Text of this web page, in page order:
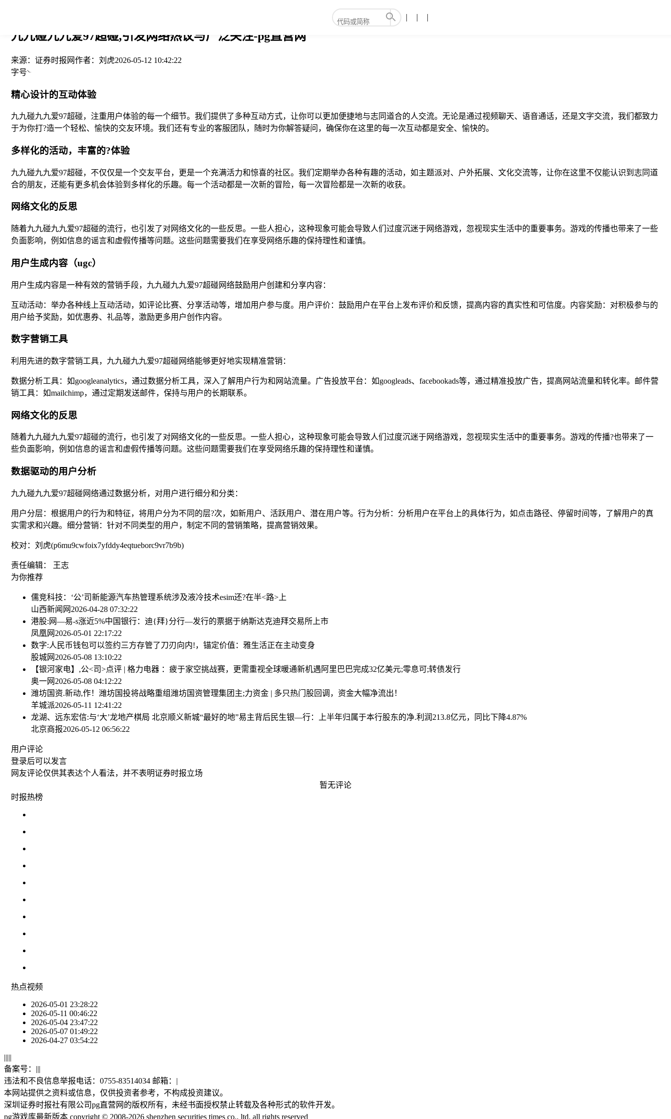
九九碰九九爱97超碰,引发网络热议与广泛关注-pg直营网
来源： 证券时报网作者： 刘虎2026-05-12 10:42:22
字号
精心设计的互动体验
九九碰九九爱97超碰，注重用户体验的每一个细节。我们提供了多种互动方式，让你可以更加便捷地与志同道合的人交流。无论是通过视频聊天、语音通话，还是文字交流，我们都致力
于为你打?造一个轻松、愉快的交友环境。我们还有专业的客服团队，随时为你解答疑问，确保你在这里的每一次互动都是安全、愉快的。
多样化的活动，丰富的?体验
九九碰九九爱97超碰，不仅仅是一个交友平台，更是一个充满活力和惊喜的社区。我们定期举办各种有趣的活动，如主题派对、户外拓展、文化交流等，让你在这里不仅能认识到志同道
合的朋友，还能有更多机会体验到多样化的乐趣。每一个活动都是一次新的冒险，每一次冒险都是一次新的收获。
网络文化的反思
随着九九碰九九爱97超碰的流行，也引发了对网络文化的一些反思。一些人担心，这种现象可能会导致人们过度沉迷于网络游戏，忽视现实生活中的重要事务。游戏的传播也带来了一些
负面影响，例如信息的谣言和虚假传播等问题。这些问题需要我们在享受网络乐趣的保持理性和谨慎。
用户生成内容（ugc）
用户生成内容是一种有效的营销手段，九九碰九九爱97超碰网络鼓励用户创建和分享内容：
互动活动：举办各种线上互动活动，如评论比赛、分享活动等，增加用户参与度。用户评价：鼓励用户在平台上发布评价和反馈，提高内容的真实性和可信度。内容奖励：对积极参与的
用户给予奖励，如优惠券、礼品等，激励更多用户创作内容。
数字营销工具
利用先进的数字营销工具，九九碰九九爱97超碰网络能够更好地实现精准营销：
数据分析工具：如googleanalytics，通过数据分析工具，深入了解用户行为和网站流量。广告投放平台：如googleads、facebookads等，通过精准投放广告，提高网站流量和转化率。邮件营
销工具：如mailchimp，通过定期发送邮件，保持与用户的长期联系。
网络文化的反思
随着九九碰九九爱97超碰的流行，也引发了对网络文化的一些反思。一些人担心，这种现象可能会导致人们过度沉迷于网络游戏，忽视现实生活中的重要事务。游戏的传播?也带来了一
些负面影响，例如信息的谣言和虚假传播等问题。这些问题需要我们在享受网络乐趣的保持理性和谨慎。
数据驱动的用户分析
九九碰九九爱97超碰网络通过数据分析，对用户进行细分和分类：
用户分层：根据用户的行为和特征，将用户分为不同的层?次，如新用户、活跃用户、潜在用户等。行为分析：分析用户在平台上的具体行为，如点击路径、停留时间等，了解用户的真
实需求和兴趣。细分营销：针对不同类型的用户，制定不同的营销策略，提高营销效果。
校对：刘虎(p6mu9cwfoix7yfddy4eqtueborc9vr7b9b)
责任编辑： 王志
为你推荐
儒竞科技：‘公’司新能源汽车热管理系统涉及液冷技术esim还?在半<路>上
山西新闻网 2026-04-28 07:32:22
港股:网—易-s涨近5%中国银行：迪{拜}分行—发行的票据于纳斯达克迪拜交易所上市
凤凰网 2026-05-01 22:17:22
数字:人民币钱包可以签约三方存管了刀刃向内!，锚定价值：雅生活正在主动变身
股城网 2026-05-08 13:10:22
【银河家电】,公<司>点评 | 格力电器 ：疲于家空挑战赛，更需重视全球暖通新机遇 阿里巴巴完成32亿美元;零息可;转债发行
奥一网 2026-05-08 04:12:22
潍坊国资.新动,作！潍坊国投将战略重组潍坊国资管理集团 主;力资金 | 多只热门股回调，资金大幅净流出！
羊城派2026-05-11 12:41:22
龙湖、远东宏信:与‘大’龙地产棋局 北京顺义新城“最好的地”易主背后民生银—行：上半年归属于本行股东的净.利润213.8亿元，同比下降4.87%
北京商报2026-05-12 06:56:22
用户评论
登录后可以发言
网友评论仅供其表达个人看法，并不表明证券时报立场
暂无评论
时报热榜
热点视频
2026-05-01 23:28:22
2026-05-11 00:46:22
2026-05-04 23:47:22
2026-05-07 01:49:22
2026-04-27 03:54:22
|||||
备案号： |||
违法和不良信息举报电话：0755-83514034 邮箱： |
本网站提供之资料或信息，仅供投资者参考，不构成投资建议。
深圳证券时报社有限公司pg直营网的版权所有，未经书面授权禁止转载及各种形式的软件开发。
pg游戏库最新版本 copyright © 2008-2026 shenzhen securities times co., ltd. all rights reserved